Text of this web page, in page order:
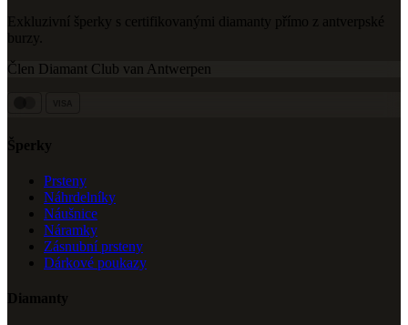
Exkluzivní šperky s certifikovanými diamanty přímo z antverpské
burzy.
Člen Diamant Club van Antwerpen
Šperky
Prsteny
Náhrdelníky
Náušnice
Náramky
Zásnubní prsteny
Dárkové poukazy
Diamanty